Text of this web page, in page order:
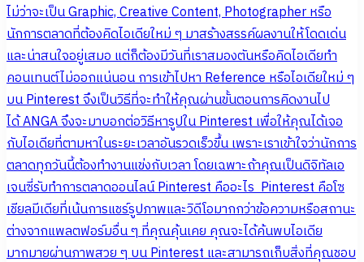
ไม่ว่าจะเป็น Graphic, Creative Content, Photographer หรือ
นักการตลาดที่ต้องคิดไอเดียใหม่ ๆ มาสร้างสรรค์ผลงานให้โดดเด่น
และน่าสนใจอยู่เสมอ แต่ก็ต้องมีวันที่เราสมองตันหรือคิดไอเดียทำ
คอนเทนต์ไม่ออกแน่นอน การเข้าไปหา Reference หรือไอเดียใหม่ ๆ
บน Pinterest จึงเป็นวิธีที่จะทำให้คุณผ่านขั้นตอนการคิดงานไป
ได้ ANGA จึงจะมาบอกต่อวิธีหารูปใน Pinterest เพื่อให้คุณได้เจอ
กับไอเดียที่ตามหาในระยะเวลาอันรวดเร็วขึ้น เพราะเราเข้าใจว่านักการ
ตลาดทุกวันนี้ต้องทำงานแข่งกับเวลา โดยเฉพาะถ้าคุณเป็นดิจิทัลเอ
เจนซี่รับทำการตลาดออนไลน์ Pinterest คืออะไร Pinterest คือโซ
เชียลมีเดียที่เน้นการแชร์รูปภาพและวิดีโอมากกว่าข้อความหรือสถานะ
ต่างจากแพลตฟอร์มอื่น ๆ ที่คุณคุ้นเคย คุณจะได้ค้นพบไอเดีย
มากมายผ่านภาพสวย ๆ บน Pinterest และสามารถเก็บสิ่งที่คุณชอบ